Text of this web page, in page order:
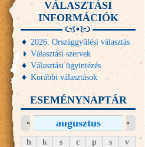
VÁLASZTÁSI
INFORMÁCIÓK
2026. Országgyűlési választás
Választási szervek
Választási ügyintézés
Korábbi választások
ESEMÉNYNAPTÁR
augusztus
« »
h k s c p s
v